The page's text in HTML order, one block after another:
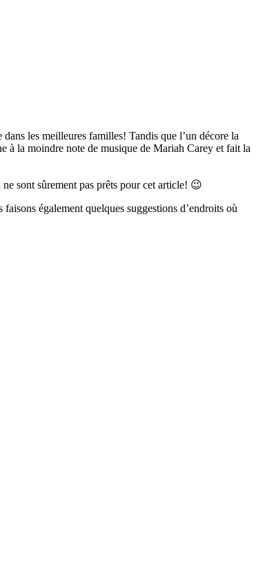
les meilleures familles! Tandis que l’un décore la
à la moindre note de musique de Mariah Carey et fait la
sont sûrement pas prêts pour cet article! 😉
également quelques suggestions d’endroits où